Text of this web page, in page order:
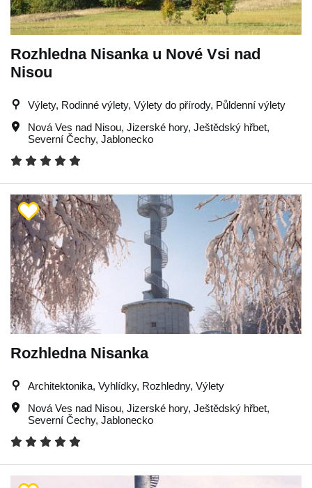
Rozhledna Nisanka u Nové Vsi nad
Nisou
Výlety, Rodinné výlety, Výlety do přírody, Půldenní výlety
Nová Ves nad Nisou, Jizerské hory, Ještědský hřbet,
Severní Čechy, Jablonecko
Rozhledna Nisanka
Architektonika, Vyhlídky, Rozhledny, Výlety
Nová Ves nad Nisou, Jizerské hory, Ještědský hřbet,
Severní Čechy, Jablonecko